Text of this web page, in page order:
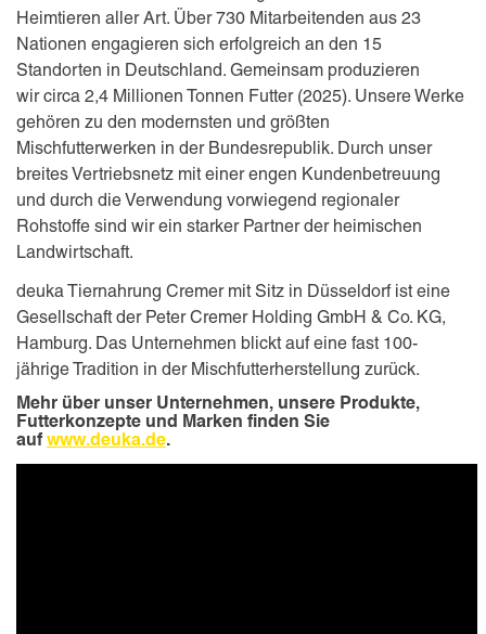
Heimtieren aller Art. Über 730 Mitarbeitenden aus 23
Nationen engagieren sich erfolgreich an den 15
Standorten in Deutschland. Gemeinsam produzieren
wir circa 2,4 Millionen Tonnen Futter (2025). Unsere Werke
gehören zu den modernsten und größten
Mischfutterwerken in der Bundesrepublik. Durch unser
breites Vertriebsnetz mit einer engen Kundenbetreuung
und durch die Verwendung vorwiegend regionaler
Rohstoffe sind wir ein starker Partner der heimischen
Landwirtschaft.
deuka Tiernahrung Cremer mit Sitz in Düsseldorf ist eine
Gesellschaft der Peter Cremer Holding GmbH & Co. KG,
Hamburg. Das Unternehmen blickt auf eine fast 100-
jährige Tradition in der Mischfutterherstellung zurück.
Mehr über unser Unternehmen, unsere Produkte,
Futterkonzepte und Marken finden Sie
auf www.deuka.de.